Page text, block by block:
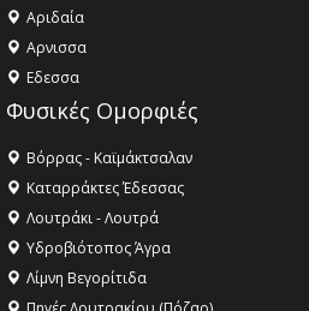
Αριδαία
Aρνισσα
Eδεσσα
Φυσικές Ομορφιές
Βόρρας - Καϊμάκτσαλαν
Καταρράκτες Έδεσσας
Λουτράκι - Λουτρά
Υδροβιότοπος Άγρα
Λίμνη Βεγορίτιδα